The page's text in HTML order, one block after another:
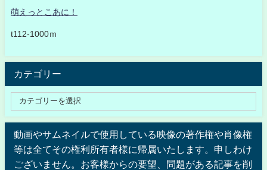
萌えっとこあに！
t112-1000ｍ
カテゴリー
動画やサムネイルで使用している映像の著作権や肖像権
等は全てその権利所有者様に帰属いたします。申しわけ
ございません。お客様からの要望、問題がある記事を削